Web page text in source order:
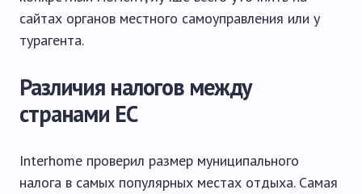
сайтах органов местного самоуправления или у
турагента.
Различия налогов между
странами ЕС
Interhome проверил размер муниципального
налога в самых популярных местах отдыха. Самая